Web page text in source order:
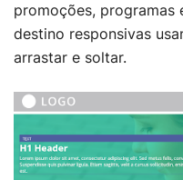
promoções, programas
destino responsivas
arrastar e soltar.